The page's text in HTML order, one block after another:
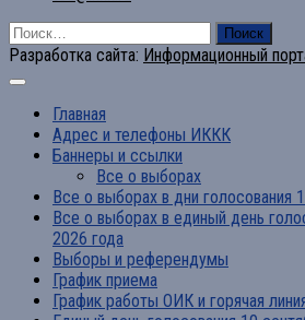
Найти:
Разработка сайта: Информационный
Главная
Адрес и телефоны ИККК
Баннеры и ссылки
Все о выборах
Все о выборах в дни голосования
Все о выборах в единый день
2026 года
Выборы и референдумы
График приема
График работы ОИК и горячая